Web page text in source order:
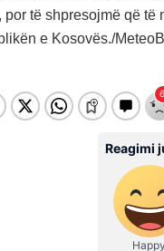
por të shpresojmë që
e Kosovës./